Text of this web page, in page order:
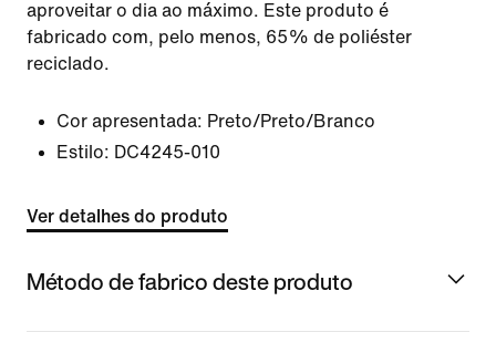
aproveitar o dia ao máximo. Este produto é
fabricado com, pelo menos, 65% de poliéster
reciclado.
Cor apresentada: Preto/Preto/Branco
Estilo: DC4245-010
Ver detalhes do produto
Método de fabrico deste produto